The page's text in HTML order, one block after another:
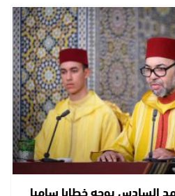
السادس يوجه خطابا ساميا